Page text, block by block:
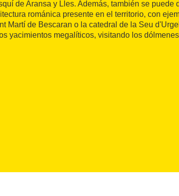
de Aransa y Lles. Además, también se puede
románica presente en el territorio, con
Martí de Bescaran o la catedral de la Seu
yacimientos megalíticos, visitando los